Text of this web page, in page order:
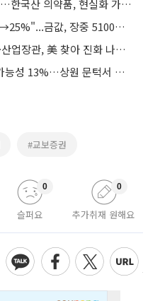
트럼프 “25% 상호관세” 언급…한국산 의약품, 현실화 가능성은 ‘미지수’
트럼프 "韓 차·상호관세 15%→25%"...금값, 장중 5100달러 外
트럼프 "韓관세 25% 복원"⋯산업장관, 美 찾아 진화 나선다
美 클래리티 법안 연내 통과 가능성 13%…상원 문턱서 제동
#교보증권
슬퍼요
0
추가취재 원해요
0